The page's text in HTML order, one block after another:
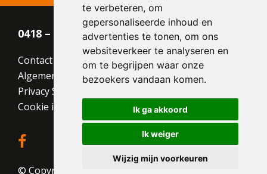
te verbeteren, om
gepersonaliseerde inhoud en
advertenties te tonen, om ons
websiteverkeer te analyseren en
om te begrijpen waar onze
bezoekers vandaan komen.
Ik ga akkoord
Ik weiger
Wijzig mijn voorkeuren
0418 – 55 22 21
Contact
Algemene voorwaarden
Privacy Statement
Cookie instellingen
© Copyright 2026